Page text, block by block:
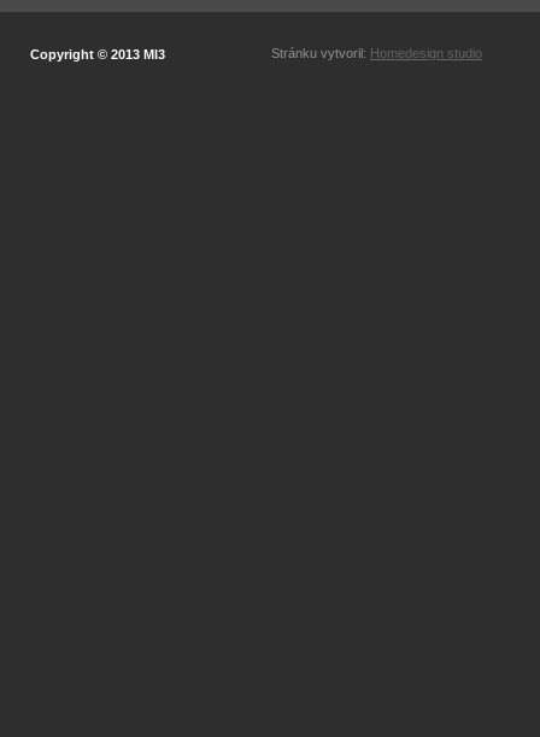
Copyright © 2013 MI3 Stránku vytvoril: Homedesign studio